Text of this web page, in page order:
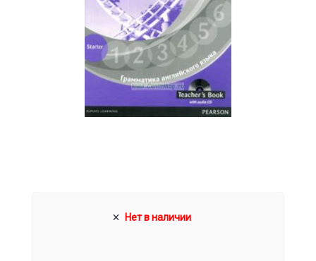
Нет в наличии